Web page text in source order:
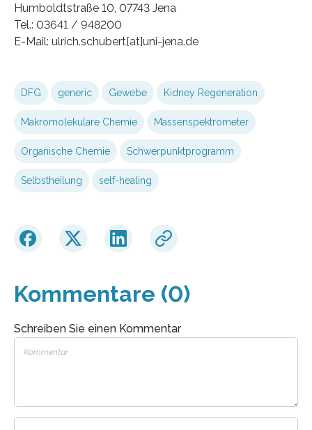
Humboldtstraße 10, 07743 Jena
Tel.: 03641 / 948200
E-Mail: ulrich.schubert[at]uni-jena.de
DFG generic Gewebe Kidney Regeneration
Makromolekulare Chemie Massenspektrometer
Organische Chemie Schwerpunktprogramm
Selbstheilung self-healing
Kommentare (0)
Schreiben Sie einen Kommentar